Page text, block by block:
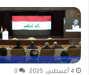
4 أغسطس، 2025 0